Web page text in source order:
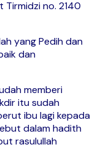
Tirmidzi no. 2140
yang Pedih dan
dan
memberi
itu sudah
ibu lagi kepada
dalam hadith
rasulullah